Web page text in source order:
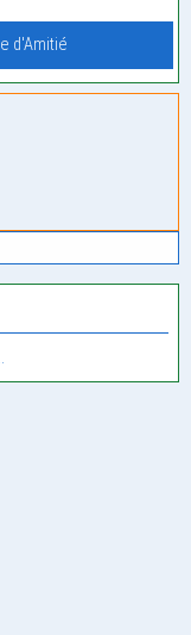
d'Amitié